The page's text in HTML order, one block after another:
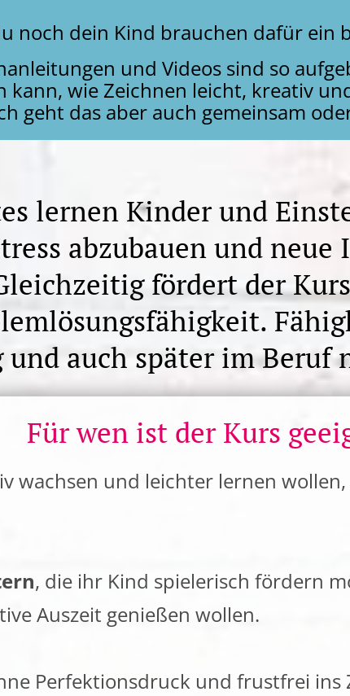
noch dein Kind brauchen dafür ein
und Videos sind so
kann, wie Zeichnen leicht, kreativ
geht das aber auch gemeinsam
lernen Kinder und
abzubauen und neue
fördert der
auch später im Beruf
Für wen ist der Kurs
wachsen und leichter lernen
, die ihr Kind spielerisch fördern
Auszeit genießen wollen.
Perfektionsdruck und frustfrei ins